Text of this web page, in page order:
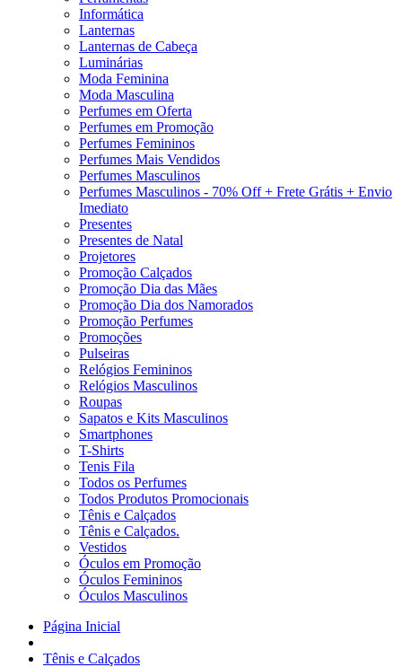
Informática
Lanternas
Lanternas de Cabeça
Luminárias
Moda Feminina
Moda Masculina
Perfumes em Oferta
Perfumes em Promoção
Perfumes Femininos
Perfumes Mais Vendidos
Perfumes Masculinos
Perfumes Masculinos - 70% Off + Frete Grátis + Envio
Imediato
Presentes
Presentes de Natal
Projetores
Promoção Calçados
Promoção Dia das Mães
Promoção Dia dos Namorados
Promoção Perfumes
Promoções
Pulseiras
Relógios Femininos
Relógios Masculinos
Roupas
Sapatos e Kits Masculinos
Smartphones
T-Shirts
Tenis Fila
Todos os Perfumes
Todos Produtos Promocionais
Tênis e Calçados
Tênis e Calçados.
Vestidos
Óculos em Promoção
Óculos Femininos
Óculos Masculinos
Página Inicial
Tênis e Calçados